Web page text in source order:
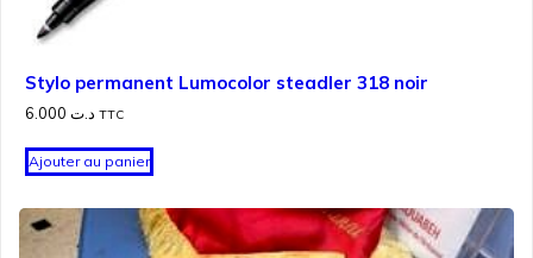
Stylo permanent Lumocolor steadler 318 noir
د.ت TTC
Ajouter au panier